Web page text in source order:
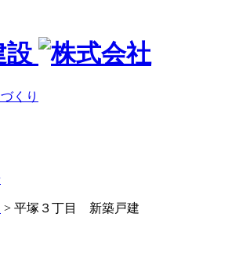
くり
> 平塚３丁目 新築戸建